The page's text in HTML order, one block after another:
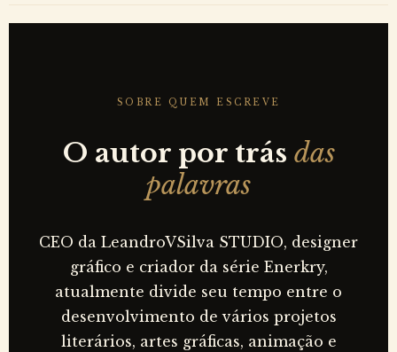
SOBRE QUEM ESCREVE
O autor por trás das
palavras
CEO da LeandroVSilva STUDIO, designer
gráfico e criador da série Enerkry,
atualmente divide seu tempo entre o
desenvolvimento de vários projetos
literários, artes gráficas, animação e